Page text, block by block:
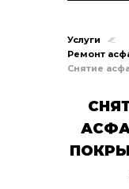
Услуги
Ремонт
Снятие